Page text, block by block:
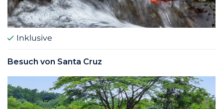
Inklusive
Besuch von Santa Cruz